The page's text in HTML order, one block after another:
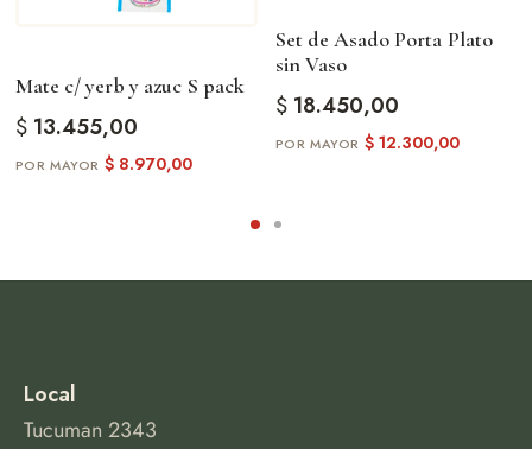
Uso personal
Amantes del mate
Mate c/ yerb y azuc S pack
$13.455,00
$8.970,00
Set de Asado Porta Plato
sin Vaso
$18.450,00
$12.300,00
Local
Tucuman 2343